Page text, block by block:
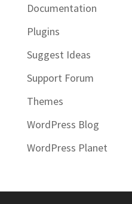
Documentation
Plugins
Suggest Ideas
Support Forum
Themes
WordPress Blog
WordPress Planet